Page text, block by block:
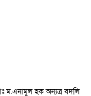
ম.এনামুল হক অন্যত্র বদলি